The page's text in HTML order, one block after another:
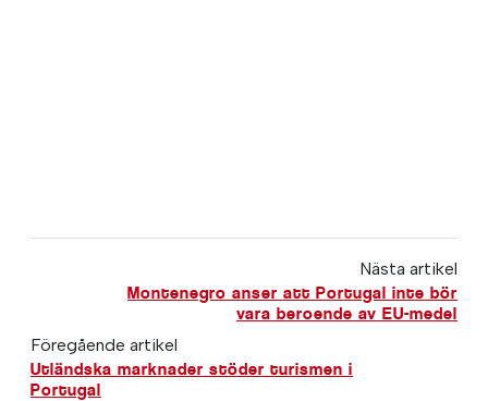
Nästa artikel
Montenegro anser att Portugal inte bör
vara beroende av EU-medel
Föregående artikel
Utländska marknader stöder turismen i
Portugal